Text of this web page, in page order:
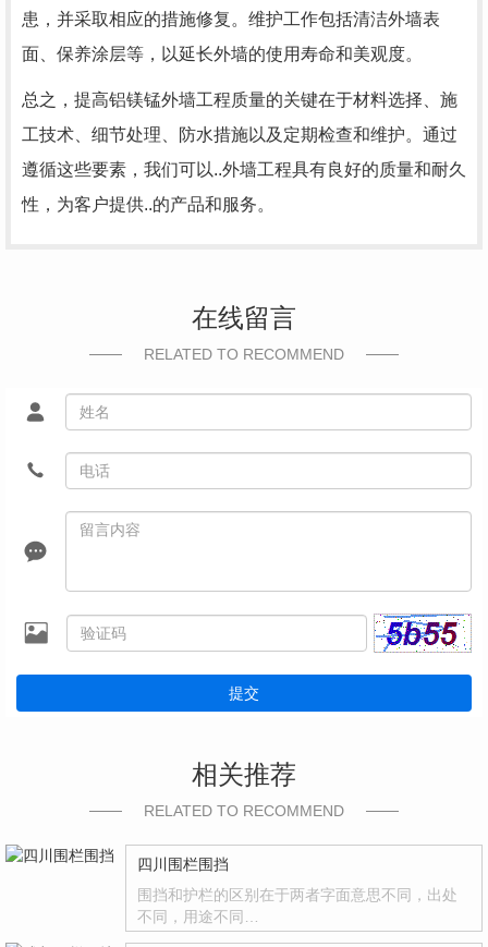
患，并采取相应的措施修复。维护工作包括清洁外墙表
面、保养涂层等，以延长外墙的使用寿命和美观度。
总之，提高铝镁锰外墙工程质量的关键在于材料选择、施
工技术、细节处理、防水措施以及定期检查和维护。通过
遵循这些要素，我们可以..外墙工程具有良好的质量和耐久
性，为客户提供..的产品和服务。
在线留言
RELATED TO RECOMMEND
提交
相关推荐
RELATED TO RECOMMEND
四川围栏围挡
围挡和护栏的区别在于两者字面意思不同，出处
不同，用途不同…